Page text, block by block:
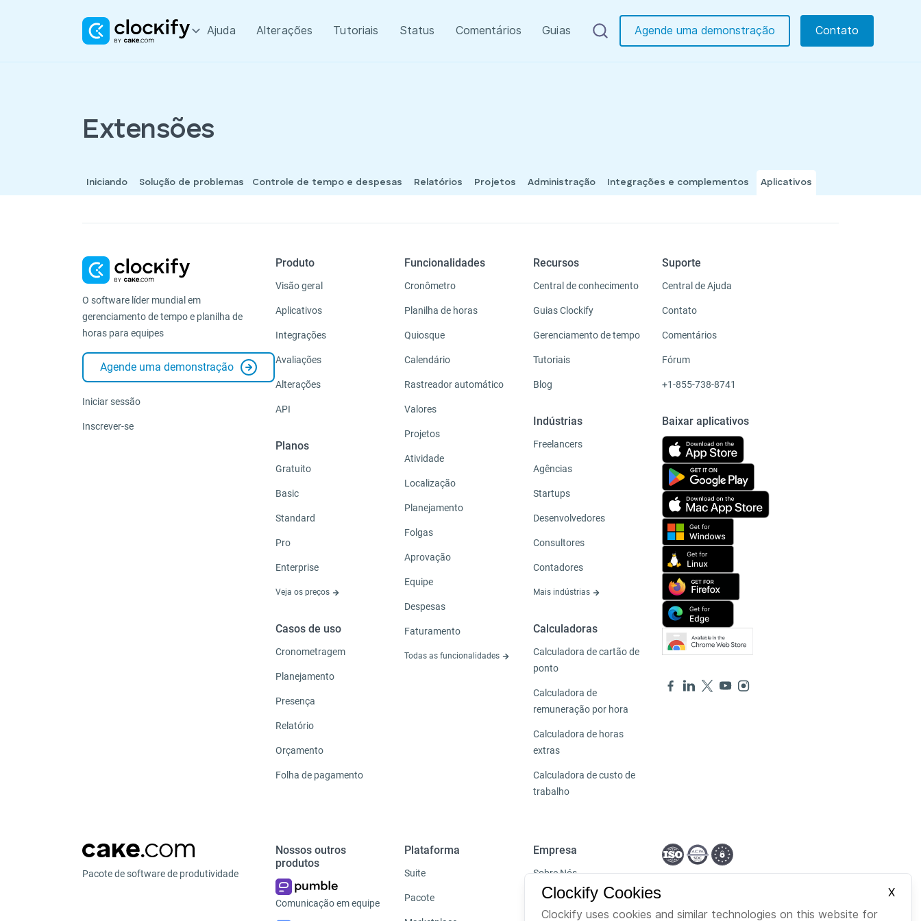
Ajuda Alterações Tutoriais Status Comentários Guias Agende uma demonstração Contato
Extensões
Integrações e complementos
Iniciando Controle de tempo e despesas Relatórios Projetos Administração Aplicativos
Solução de problemas
O software líder mundial em
gerenciamento de tempo e planilha de
horas para equipes
Agende uma demonstração
Iniciar sessão
Inscrever-se
Produto
Visão geral
Aplicativos
Integrações
Avaliações
Alterações
API
Planos
Gratuito
Basic
Standard
Pro
Enterprise
Veja os preços
Casos de uso
Cronometragem
Planejamento
Presença
Relatório
Orçamento
Folha de pagamento
Funcionalidades
Cronômetro
Planilha de horas
Quiosque
Calendário
Rastreador automático
Valores
Projetos
Atividade
Localização
Planejamento
Folgas
Aprovação
Equipe
Despesas
Faturamento
Todas as funcionalidades
Recursos
Central de conhecimento
Guias Clockify
Gerenciamento de tempo
Tutoriais
Blog
Indústrias
Freelancers
Agências
Startups
Desenvolvedores
Consultores
Contadores
Mais indústrias
Calculadoras
Calculadora de cartão de
ponto
Calculadora de
remuneração por hora
Calculadora de horas
extras
Calculadora de custo de
trabalho
Suporte
Central de Ajuda
Contato
Comentários
Fórum
+1-855-738-8741
Baixar aplicativos
Pacote de software de produtividade
Nossos outros
produtos
Comunicação em equipe
Plataforma
Suite
Pacote
Empresa
Sobre Nós
Carreiras
Clockify Cookies
X
Clockify uses cookies and similar technologies on this website for